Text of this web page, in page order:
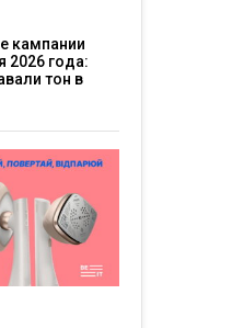
кампании
2026 года:
тон в